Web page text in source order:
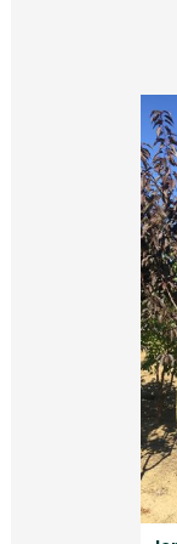
So
für